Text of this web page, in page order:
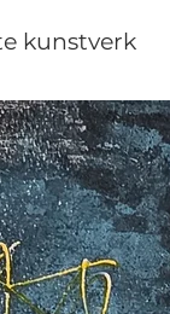
kunstverk